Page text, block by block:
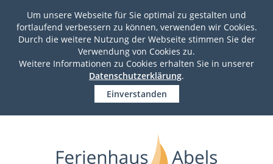
Um unsere Webseite für Sie optimal zu gestalten und
fortlaufend verbessern zu können, verwenden wir Cookies.
Durch die weitere Nutzung der Webseite stimmen Sie der
Verwendung von Cookies zu.
Weitere Informationen zu Cookies erhalten Sie in unserer
Datenschutzerklärung.
Einverstanden